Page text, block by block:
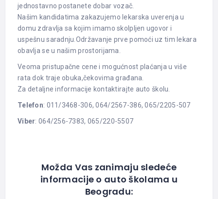
jednostavno postanete dobar vozač.
Našim kandidatima zakazujemo lekarska uverenja u
domu zdravlja sa kojim imamo skolpljen ugovor i
uspešnu saradnju.Održavanje prve pomoći uz tim lekara
obavlja se u našim prostorijama.
Veoma pristupačne cene i mogućnost plaćanja u više
rata dok traje obuka,čekovima građana.
Za detaljne informacije kontaktirajte auto školu.
Telefon: 011/3468-306, 064/2567-386, 065/2205-507
Viber: 064/256-7383, 065/220-5507
Možda Vas zanimaju sledeće
informacije o auto školama u
Beogradu: